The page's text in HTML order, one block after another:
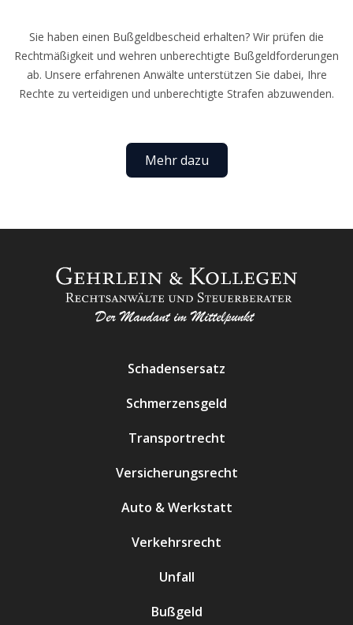
Sie haben einen Bußgeldbescheid erhalten? Wir prüfen die
Rechtmäßigkeit und wehren unberechtigte Bußgeldforderungen
ab. Unsere erfahrenen Anwälte unterstützen Sie dabei, Ihre
Rechte zu verteidigen und unberechtigte Strafen abzuwenden.
Mehr dazu
Schadensersatz
Schmerzensgeld
Transportrecht
Versicherungsrecht
Auto & Werkstatt
Verkehrsrecht
Unfall
Bußgeld